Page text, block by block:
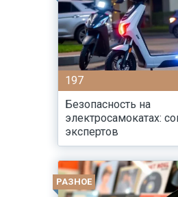
197
Безопасность на
электросамокатах:
экспертов
РАЗНОЕ